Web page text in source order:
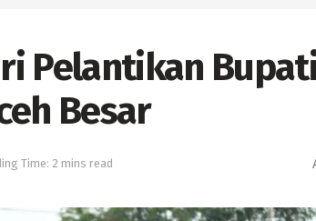
Pelantikan
Besar
Time: 2 mins read